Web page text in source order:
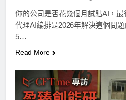
你的公司是否花幾個月試點AI，
代理AI編排是2026年解決這個問
5…
Read More